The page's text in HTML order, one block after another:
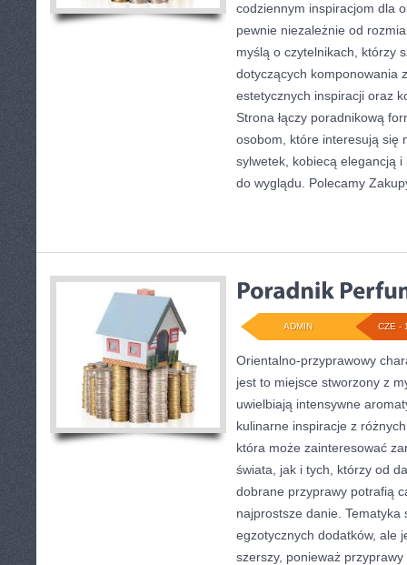
codziennym inspiracjom dla
pewnie niezależnie od
myślą o czytelnikach, którzy
dotyczących komponowania
estetycznych inspiracji oraz
Strona łączy poradnikową
osobom, które interesują się
sylwetek, kobiecą elegancją
do wyglądu. Polecamy
CZE -
ADMIN
Orientalno-przyprawowy
jest to miejsce stworzony z
uwielbiają intensywne
kulinarne inspiracje z
która może zainteresować
świata, jak i tych, którzy od
dobrane przyprawy potrafią
najprostsze danie. Tematyka
egzotycznych dodatków, ale
szerszy, ponieważ przyprawy